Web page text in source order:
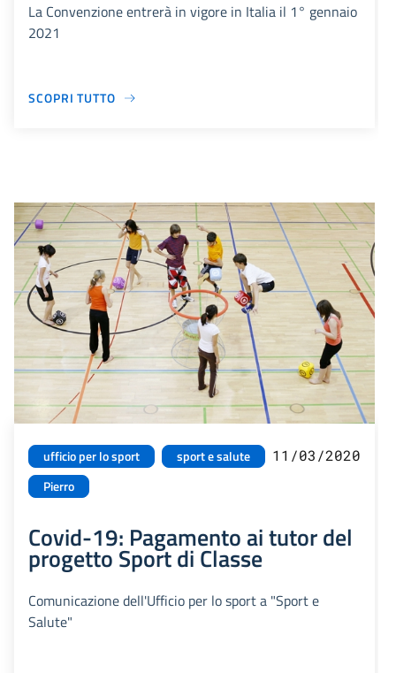
La Convenzione entrerà in vigore in Italia il 1° gennaio
2021
SCOPRI TUTTO
ufficio per lo sport
sport e salute
Pierro
11/03/2020
Covid-19: Pagamento ai tutor del
progetto Sport di Classe
Comunicazione dell'Ufficio per lo sport a "Sport e
Salute"